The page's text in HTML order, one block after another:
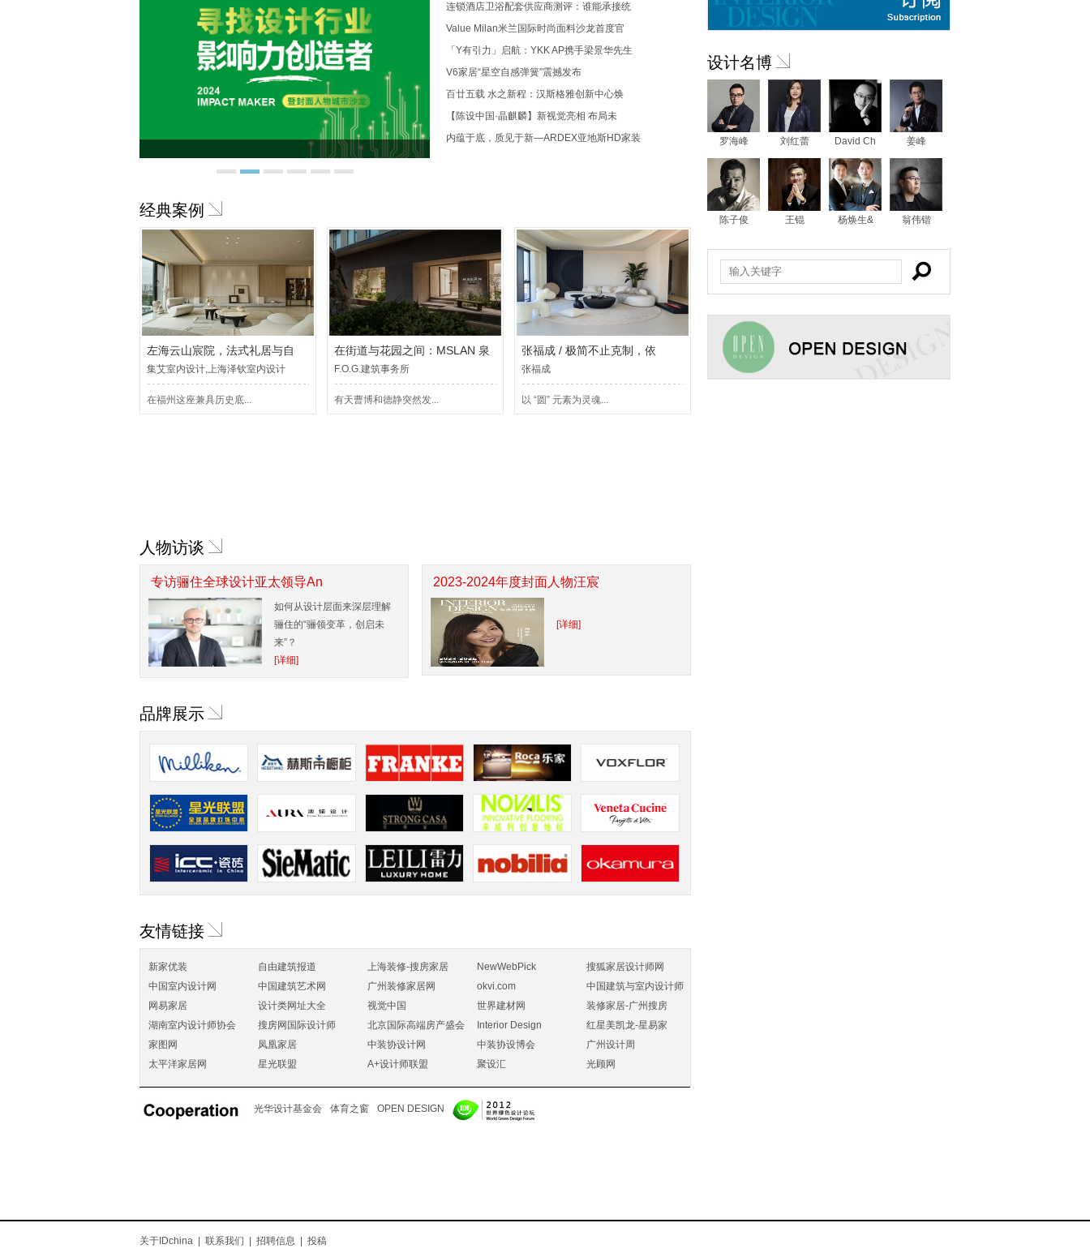
2025第二十届“金外滩”奖
3 4 5 6
连锁酒店卫浴配套供应商测评：谁能承接统
Value Milan米兰国际时尚面料沙龙首度官
「Y有引力」启航：YKK AP携手梁景华先生
V6家居“星空自感弹簧”震撼发布
百廿五载 水之新程：汉斯格雅创新中心焕
【陈设中国·晶麒麟】新视觉亮相 布局未
内蕴于底，质见于新—ARDEX亚地斯HD家装
经典案例
左海云山宸院，法式礼居与自
集艾室内设计,上海泽钦室内设计
在福州这座兼具历史底...
在街道与花园之间：MSLAN 泉
F.O.G.建筑事务所
有天曹博和德静突然发...
张福成 / 极简不止克制，依
张福成
以 “圆” 元素为灵魂...
人物访谈
专访骊住全球设计亚太领导An
如何从设计层面来深层理解
骊住的“骊领变革，创启未
来”？
[详细]
2023-2024年度封面人物汪宸
[详细]
品牌展示
友情链接
新家优装
中国室内设计网
网易家居
湖南室内设计师协会
家图网
太平洋家居网
自由建筑报道
中国建筑艺术网
设计类网址大全
搜房网国际设计师
凤凰家居
星光联盟
上海装修-搜房家居
广州装修家居网
视觉中国
北京国际高端房产盛会
中装协设计网
A+设计师联盟
NewWebPick
okvi.com
世界建材网
Interior Design
中装协设博会
聚设汇
搜狐家居设计师网
中国建筑与室内设计师
装修家居-广州搜房
红星美凯龙-星易家
广州设计周
光顾网
光华设计基金会 体育之窗 OPEN DESIGN
设计名博
罗海峰 刘红蕾 David Ch 姜峰
陈子俊 王锟 杨焕生& 翁伟锴
关于IDchina 联系我们 招聘信息 投稿